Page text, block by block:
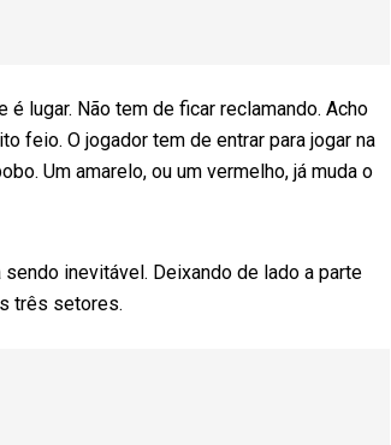
é lugar. Não tem de ficar reclamando. Acho
feio. O jogador tem de entrar para jogar na
Um amarelo, ou um vermelho, já muda o
inevitável. Deixando de lado a parte
três setores.